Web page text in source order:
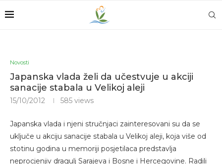
Novosti
Japanska vlada želi da učestvuje u akciji
sanacije stabala u Velikoj aleji
15/10/2012 585 views
Japanska vlada i njeni stručnjaci zainteresovani su da se
uključe u akciju sanacije stabala u Velikoj aleji, koja više od
stotinu godina u memoriji posjetilaca predstavlja
neprocjenjiv dragulj Sarajeva i Bosne i Hercegovine. Radili